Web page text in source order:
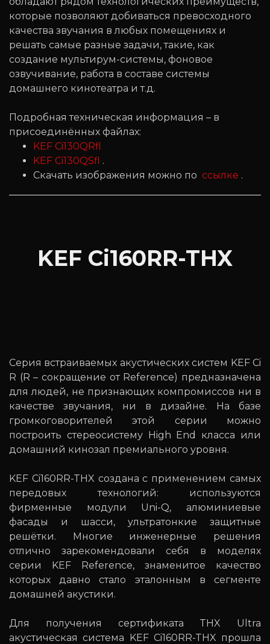
которые позволяют добиваться превосходного
качества звучания в любых помещениях и
решать самые разные задачи, такие, как
создание мультирум-системы, фоновое
озвучивание, работа в составе системы
домашнего кинотеатра и т.д.
Подробная техническая информация – в
присоединённых файлах:
KEF Ci130QRfl
KEF Ci130QSfl .
Cкачать изображения можно по ссылке .
KEF Ci160RR-THX
Серия встраиваемых акустических систем KEF Ci
R (R – сокращение от Reference) предназначена
для людей, не признающих компромиссов ни в
качестве звучания, ни в дизайне. На базе
громкоговорителей этой серии можно
построить стереосистему High End класса или
домашний кинозал премиального уровня.
KEF Ci160RR-THX создана с применением самых
передовых технологий: используются
фирменные модули Uni-Q, алюминиевые
фасады и шасси, ультратонкие защитные
решётки. Многие инженерные решения
отлично зарекомендовали себя в моделях
серии KEF Reference, знаменитое качество
которых давно стало эталонным в сегменте
домашней акустики.
Для получения сертификата THX Ultra
акустическая система KEF Ci160RR-THX прошла